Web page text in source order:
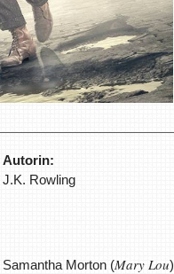
Autorin:
J.K. Rowling
Samantha Morton (Mary Lou)